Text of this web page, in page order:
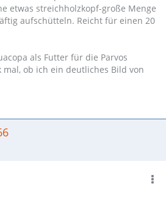
etwas streichholzkopf-große Menge
aufschütteln. Reicht für einen 20
als Futter für die Parvos
ob ich ein deutliches Bild von